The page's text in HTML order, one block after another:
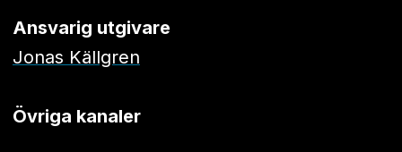
Ansvarig utgivare
Jonas Källgren
Övriga kanaler